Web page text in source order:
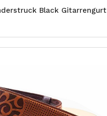
Black Gitarrengurt